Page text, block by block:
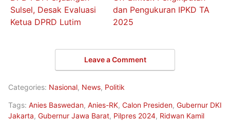
Sulsel, Desak Evaluasi
Ketua DPRD Lutim
dan Pengukuran IPKD TA
2025
Leave a Comment
Categories: Nasional, News, Politik
Tags: Anies Baswedan, Anies-RK, Calon Presiden, Gubernur DKI
Jakarta, Gubernur Jawa Barat, Pilpres 2024, Ridwan Kamil